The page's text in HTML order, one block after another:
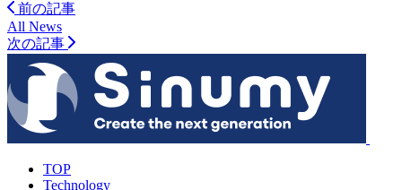
前の記事
All News
次の記事
TOP
Technology